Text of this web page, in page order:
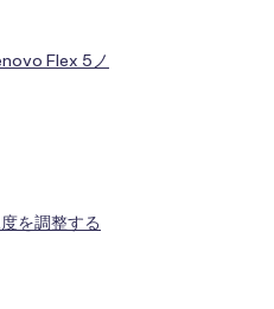
Flex 5ノ
を調整する